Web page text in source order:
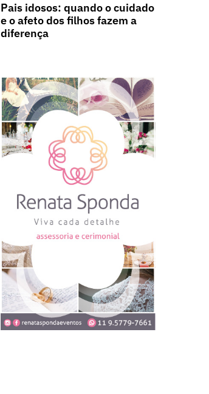
Pais idosos: quando o cuidado
e o afeto dos filhos fazem a
diferença